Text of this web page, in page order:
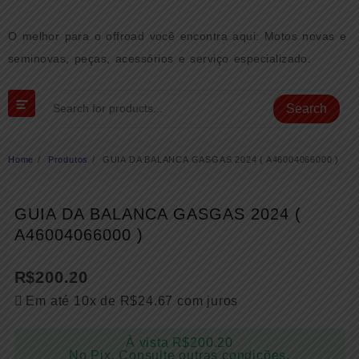
content
O melhor para o offroad você encontra aqui: Motos novas e
seminovas, peças, acessórios e serviço especializado.
Search
Home Produtos GUIA DA BALANCA GASGAS 2024 ( A46004066000 )
GUIA DA BALANCA GASGAS 2024 (
A46004066000 )
R$200.20
Em até 10x de R$24.67 com juros
À vista R$200.20
No Pix. Consulte outras condições.